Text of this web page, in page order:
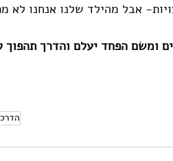
אבל מהילד שלנו אנחנו לא
ומשם הפחד יעלם והדרך תהפוך